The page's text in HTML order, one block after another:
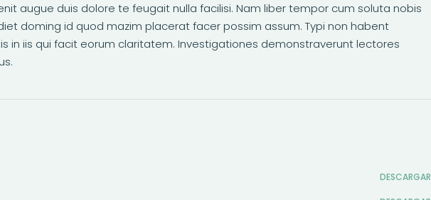
augue duis dolore te feugait nulla facilisi. Nam liber tempor cum soluta nobis
doming id quod mazim placerat facer possim assum. Typi non habent
in iis qui facit eorum claritatem. Investigationes demonstraverunt lectores
DESCARGAR